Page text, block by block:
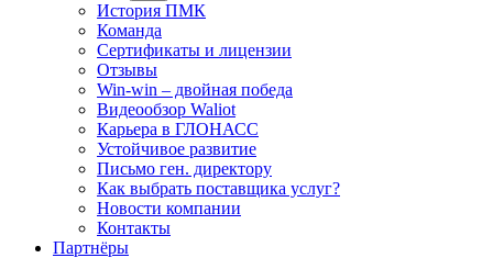
История ПМК
Команда
Сертификаты и лицензии
Отзывы
Win-win – двойная победа
Видеообзор Waliot
Карьера в ГЛОНАСС
Устойчивое развитие
Письмо ген. директору
Как выбрать поставщика услуг?
Новости компании
Контакты
Партнёры